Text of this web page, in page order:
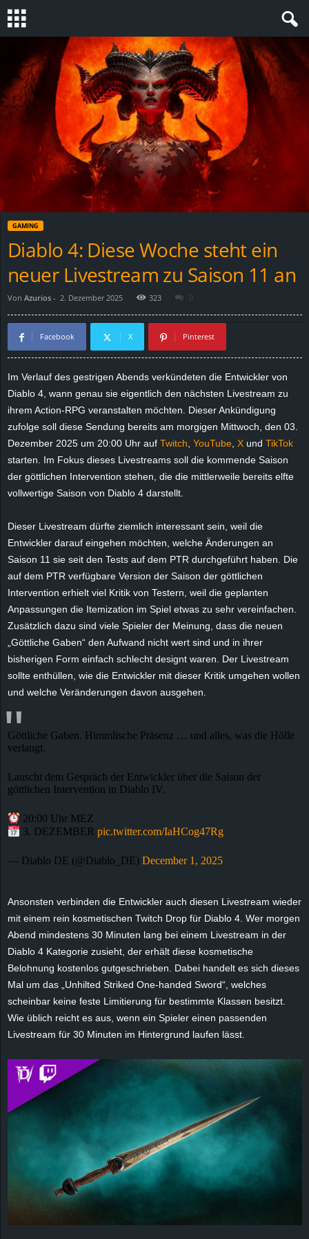
n
GAMING
Diablo 4: Diese Woche steht ein
neuer Livestream zu Saison 11 an
Von Azurios - 2. Dezember 2025 323 0
Facebook X Pinterest
Im Verlauf des gestrigen Abends verkündeten die Entwickler von
Diablo 4, wann genau sie eigentlich den nächsten Livestream zu
ihrem Action-RPG veranstalten möchten. Dieser Ankündigung
zufolge soll diese Sendung bereits am morgigen Mittwoch, den 03.
Dezember 2025 um 20:00 Uhr auf Twitch, YouTube, X und TikTok
starten. Im Fokus dieses Livestreams soll die kommende Saison
der göttlichen Intervention stehen, die die mittlerweile bereits elfte
vollwertige Saison von Diablo 4 darstellt.
Dieser Livestream dürfte ziemlich interessant sein, weil die
Entwickler darauf eingehen möchten, welche Änderungen an
Saison 11 sie seit den Tests auf dem PTR durchgeführt haben. Die
auf dem PTR verfügbare Version der Saison der göttlichen
Intervention erhielt viel Kritik von Testern, weil die geplanten
Anpassungen die Itemization im Spiel etwas zu sehr vereinfachen.
Zusätzlich dazu sind viele Spieler der Meinung, dass die neuen
„Göttliche Gaben“ den Aufwand nicht wert sind und in ihrer
bisherigen Form einfach schlecht designt waren. Der Livestream
sollte enthüllen, wie die Entwickler mit dieser Kritik umgehen wollen
und welche Veränderungen davon ausgehen.
Göttliche Gaben. Himmlische Präsenz … und alles, was die Hölle
verlangt.
Lauscht dem Gespräch der Entwickler über die Saison der
göttlichen Intervention in Diablo IV.
20:00 Uhr MEZ
3. DEZEMBERpic.twitter.com/IaHCog47Rg
— Diablo DE (@Diablo_DE) December 1, 2025
Ansonsten verbinden die Entwickler auch diesen Livestream wieder
mit einem rein kosmetischen Twitch Drop für Diablo 4. Wer morgen
Abend mindestens 30 Minuten lang bei einem Livestream in der
Diablo 4 Kategorie zusieht, der erhält diese kosmetische
Belohnung kostenlos gutgeschrieben. Dabei handelt es sich dieses
Mal um das „Unhilted Striked One-handed Sword“, welches
scheinbar keine feste Limitierung für bestimmte Klassen besitzt.
Wie üblich reicht es aus, wenn ein Spieler einen passenden
Livestream für 30 Minuten im Hintergrund laufen lässt.